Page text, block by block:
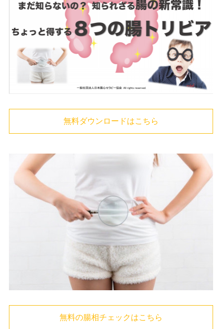
無料ダウンロードはこちら
無料の腸相チェックはこちら